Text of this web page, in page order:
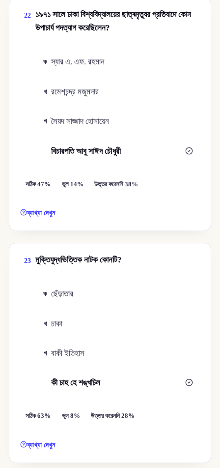
22
১৯৭১ সালে ঢাকা বিশ্ববিদ্যালয়ের ছাত্ৰমৃত্যুর প্রতিবাদে কোন
উপাচার্য পদত্যাগ করেছিলেন?
ক স্যার এ. এফ. রহমান
খ রমেশচন্দ্র মজুমদার
গ সৈয়দ সাজ্জাদ হােসায়েন
বিচারপতি আবু সাঈদ চৌধুরী
সঠিক 47% ভুল 14% উত্তর করেননি 38%
ব্যাখ্যা দেখুন
23 মুক্তিযুদ্ধভিত্তিক নাটক কোনটি?
ক ছেঁড়াতার
খ চাকা
গ বাকী ইতিহাস
কী চাহ হে শঙ্খচিল
সঠিক 63% ভুল 8% উত্তর করেননি 28%
ব্যাখ্যা দেখুন